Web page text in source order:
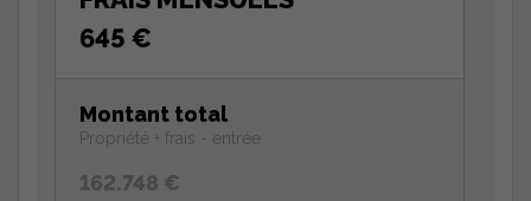
645 €
Montant total
Propriété + frais - entrée
162.748 €